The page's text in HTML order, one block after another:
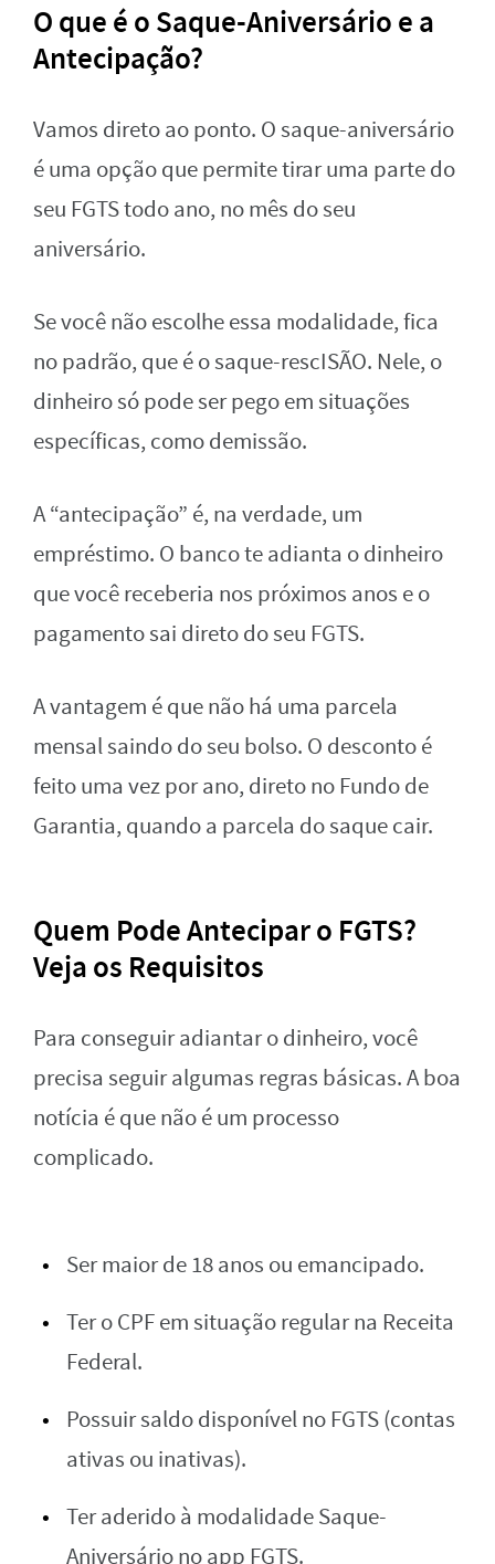
O que é o Saque-Aniversário e a
Antecipação?
Vamos direto ao ponto. O saque-aniversário
é uma opção que permite tirar uma parte do
seu FGTS todo ano, no mês do seu
aniversário.
Se você não escolhe essa modalidade, fica
no padrão, que é o saque-rescISÃO. Nele, o
dinheiro só pode ser pego em situações
específicas, como demissão.
A “antecipação” é, na verdade, um
empréstimo. O banco te adianta o dinheiro
que você receberia nos próximos anos e o
pagamento sai direto do seu FGTS.
A vantagem é que não há uma parcela
mensal saindo do seu bolso. O desconto é
feito uma vez por ano, direto no Fundo de
Garantia, quando a parcela do saque cair.
Quem Pode Antecipar o FGTS?
Veja os Requisitos
Para conseguir adiantar o dinheiro, você
precisa seguir algumas regras básicas. A boa
notícia é que não é um processo
complicado.
Ser maior de 18 anos ou emancipado.
Ter o CPF em situação regular na Receita
Federal.
Possuir saldo disponível no FGTS (contas
ativas ou inativas).
Ter aderido à modalidade Saque-
Aniversário no app FGTS.